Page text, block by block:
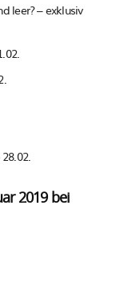
leer? – exklusiv
2019 bei